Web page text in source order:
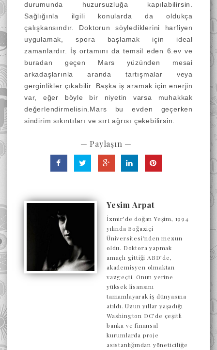
durumunda huzursuzluğa kapılabilirsin.
Sağlığınla ilgili konularda da oldukça
çalışkansındır. Doktorun söylediklerini harfiyen
uygulamak, spora başlamak için ideal
zamanlardır. İş ortamını da temsil eden 6.ev ve
buradan geçen Mars yüzünden mesai
arkadaşlarınla aranda tartışmalar veya
gerginlikler çıkabilir. Başka iş aramak için enerjin
var, eğer böyle bir niyetin varsa muhakkak
değerlendirmelisin.Mars bu evden geçerken
sindirim sıkıntıları ve sırt ağrısı çekebilirsin.
— Paylaşın —
Yesim Arpat
İzmir’de doğan Yeşim, 1994
yılında Boğaziçi
Üniversitesi’nden mezun
oldu. Doktora yapmak
amaçlı gittiği ABD’de,
akademisyen olmaktan
vazgeçti. Onun yerine
yüksek lisansını
tamamlayarak iş dünyasına
atıldı. Uzun yıllar yaşadığı
Washington DC’de çeşitli
banka ve finansal
kurumlarda proje
asistanlığından yöneticiliğe